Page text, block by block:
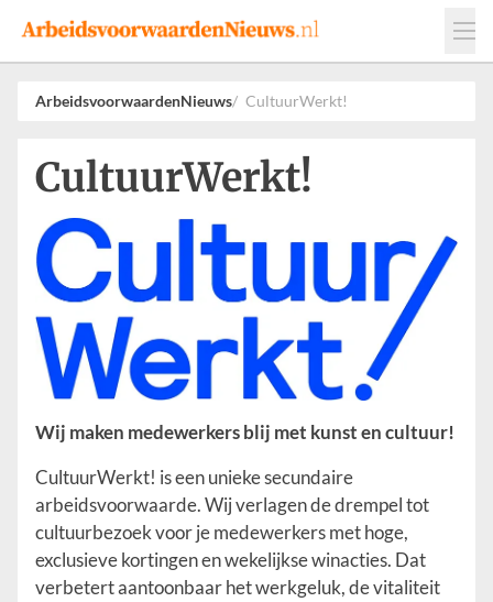
Events
Adverteren
Leveranciers
Contact
ArbeidsvoorwaardenNieuws CultuurWerkt!
CultuurWerkt!
Wij maken medewerkers blij met kunst en cultuur!
CultuurWerkt! is een unieke secundaire
arbeidsvoorwaarde. Wij verlagen de drempel tot
cultuurbezoek voor je medewerkers met hoge,
exclusieve kortingen en wekelijkse winacties. Dat
verbetert aantoonbaar het werkgeluk, de vitaliteit